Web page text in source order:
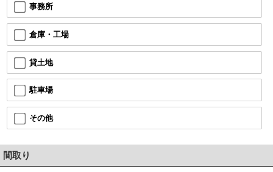
事務所
倉庫・工場
貸土地
駐車場
その他
間取り